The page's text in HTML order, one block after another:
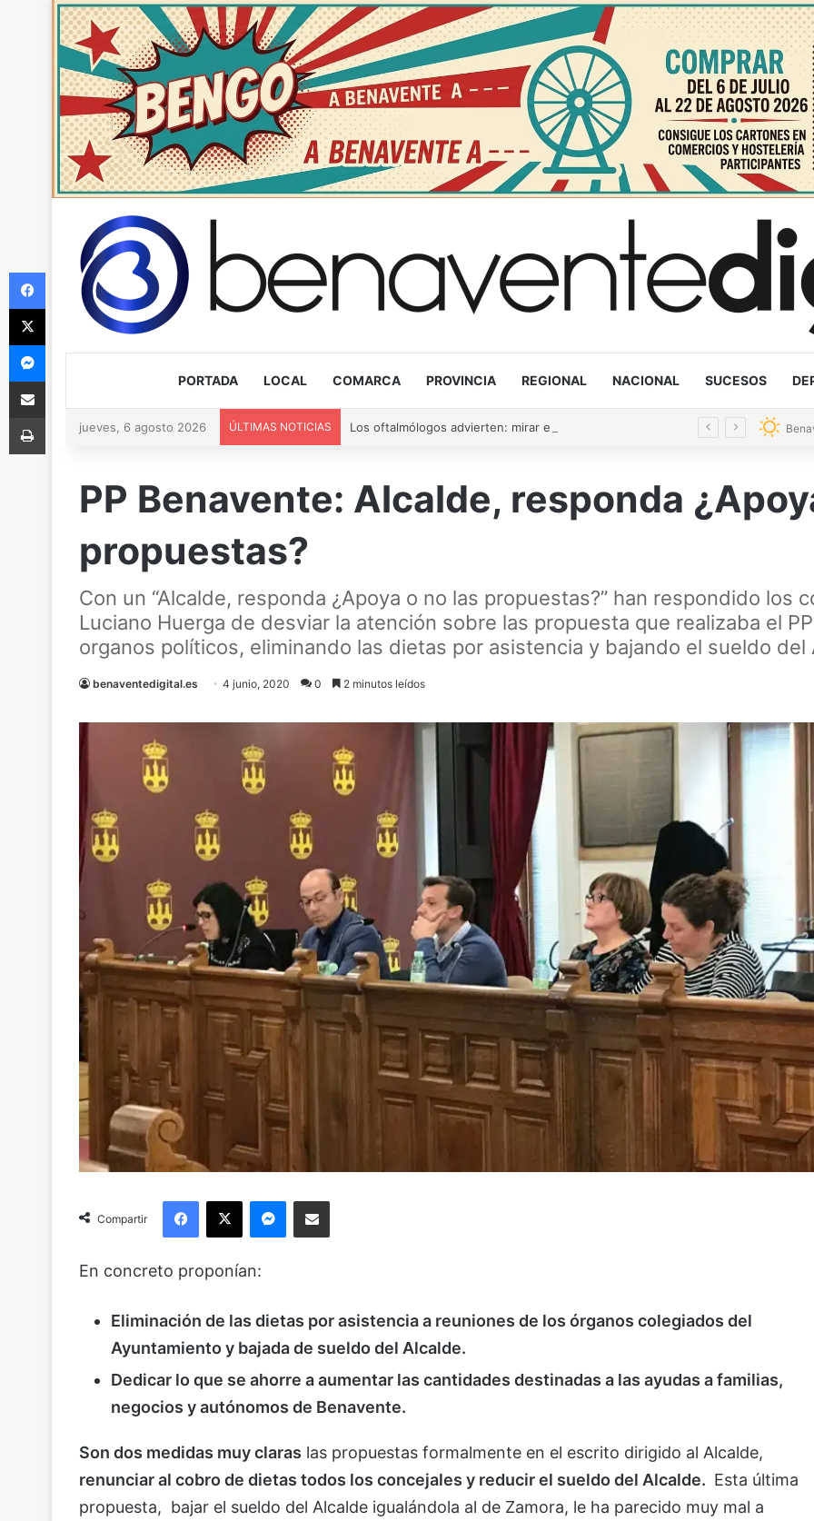
PORTADA LOCAL COMARCA PROVINCIA REGIONAL NACIONAL SUCESOS
jueves, 6 agosto 2026 ÚLTIMAS NOTICIAS
PP Benavente: Alcalde, responda
propuestas?
Con un “Alcalde, responda ¿Apoya o no las propuestas?” han respondido los
Luciano Huerga de desviar la atención sobre las propuesta que realizaba el
organos políticos, eliminando las dietas por asistencia y bajando el sueldo del
benaventedigital.es 4 junio, 2020 0 2 minutos leídos
Compartir
Facebook
X Messenger
Compartir via Email
En concreto proponían:
Eliminación de las dietas por asistencia a reuniones de los órganos colegiados del
Ayuntamiento y bajada de sueldo del Alcalde.
Dedicar lo que se ahorre a aumentar las cantidades destinadas a las ayudas a familias,
negocios y autónomos de Benavente.
Son dos medidas muy claras las propuestas formalmente en el escrito dirigido al Alcalde,
renunciar al cobro de dietas todos los concejales y reducir el sueldo del Alcalde. Esta última
propuesta, bajar el sueldo del Alcalde igualándola al de Zamora, le ha parecido muy mal a
Facebook
X
Messenger
Compartir via Email